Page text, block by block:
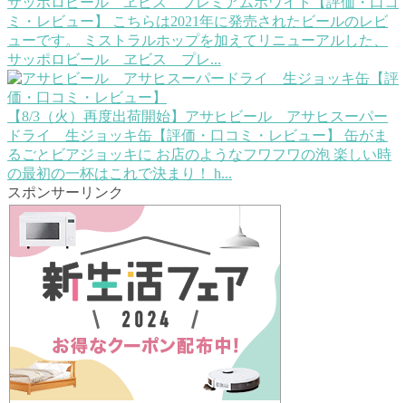
ミ・レビュー】
こちらは2021年に発売されたビールのレビ
ューです。 ミストラルホップを加えてリニューアルした、
サッポロビール ヱビス プレ...
【8/3（火）再度出荷開始】アサヒビール アサヒスーパー
ドライ 生ジョッキ缶【評価・口コミ・レビュー】
缶がま
るごとビアジョッキに お店のようなフワフワの泡 楽しい時
の最初の一杯はこれで決まり！ h...
スポンサーリンク